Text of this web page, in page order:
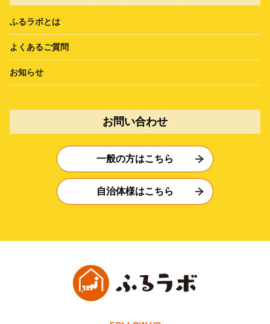
ふるラボとは
よくあるご質問
お知らせ
お問い合わせ
一般の方はこちら
自治体様はこちら